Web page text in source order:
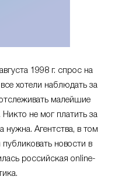
1998 г. спрос на
хотели наблюдать за
малейшие
не мог платить за
Агентства, в том
публиковать новости в
российская online-